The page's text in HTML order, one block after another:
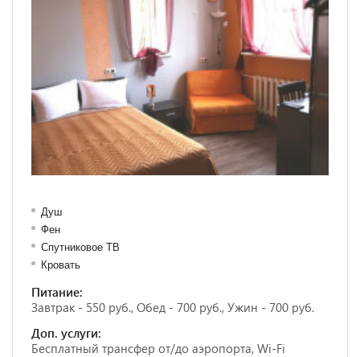
Душ
Фен
Спутниковое ТВ
Кровать
Питание:
Завтрак - 550 руб., Обед - 700 руб., Ужин - 700 руб.
Доп. услуги:
Бесплатный трансфер от/до аэропорта, Wi-Fi